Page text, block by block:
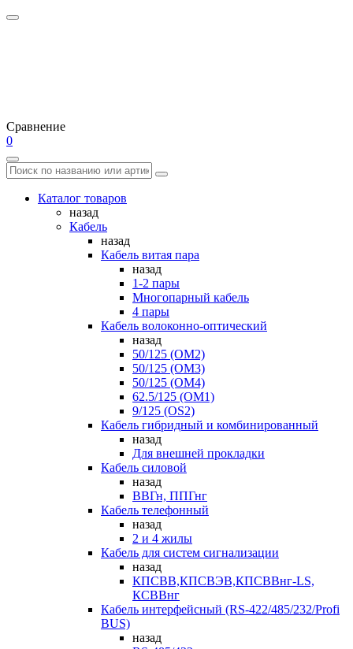
Сравнение
0
Каталог товаров
назад
Кабель
назад
Кабель витая пара
назад
1-2 пары
Многопарный кабель
4 пары
Кабель волоконно-оптический
назад
50/125 (OM2)
50/125 (OM3)
50/125 (OM4)
62.5/125 (OM1)
9/125 (OS2)
Кабель гибридный и комбинированный
назад
Для внешней прокладки
Кабель силовой
назад
ВВГн, ППГнг
Кабель телефонный
назад
2 и 4 жилы
Кабель для систем сигнализации
назад
КПСВВ,КПСВЭВ,КПСВВнг-LS,
КСВВнг
Кабель интерфейсный (RS-422/485/232/Profi
BUS)
назад